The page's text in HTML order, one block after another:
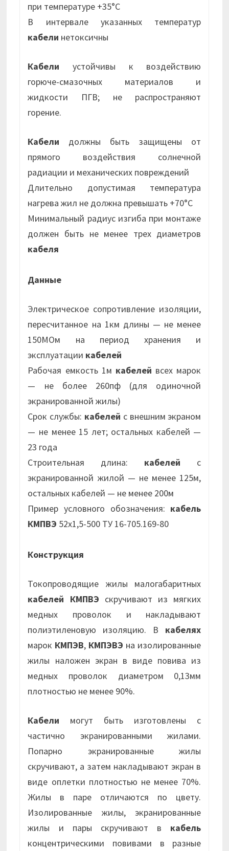
при температуре +35°С
В интервале указанных температур
кабели нетоксичны
Кабели устойчивы к воздействию
горюче-смазочных материалов и
жидкости ПГВ; не распространяют
горение.
Кабели должны быть защищены от
прямого воздействия солнечной
радиации и механических повреждений
Длительно допустимая температура
нагрева жил не должна превышать +70°С
Минимальный радиус изгиба при монтаже
должен быть не менее трех диаметров
кабеля
Данные
Электрическое сопротивление изоляции,
пересчитанное на 1км длины — не менее
150МОм на период хранения и
эксплуатации кабелей
Рабочая емкость 1м кабелей всех марок
— не более 260пф (для одиночной
экранированной жилы)
Срок службы: кабелей с внешним экраном
— не менее 15 лет; остальных кабелей —
23 года
Строительная длина: кабелей с
экранированной жилой — не менее 125м,
остальных кабелей — не менее 200м
Пример условного обозначения: кабель
КМПВЭ 52х1,5-500 ТУ 16-705.169-80
Конструкция
Токопроводящие жилы малогабаритных
кабелей КМПВЭ скручивают из мягких
медных проволок и накладывают
полиэтиленовую изоляцию. В кабелях
марок КМПЭВ, КМПЭВЭ на изолированные
жилы наложен экран в виде повива из
медных проволок диаметром 0,13мм
плотностью не менее 90%.
Кабели могут быть изготовлены с
частично экранированными жилами.
Попарно экранированные жилы
скручивают, а затем накладывают экран в
виде оплетки плотностью не менее 70%.
Жилы в паре отличаются по цвету.
Изолированные жилы, экранированные
жилы и пары скручивают в кабель
концентрическими повивами в разные